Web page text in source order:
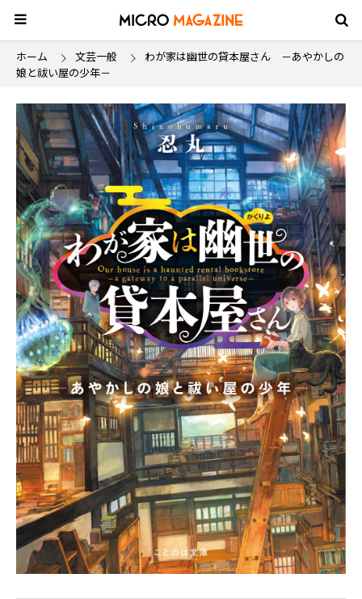
ホーム 文芸一般
わが家は幽世の貸本屋さん －あやかしの
娘と祓い屋の少年－